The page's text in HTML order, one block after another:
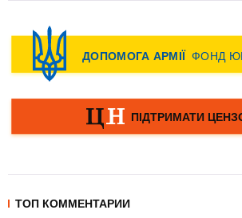
ТОП КОММЕНТАРИИ